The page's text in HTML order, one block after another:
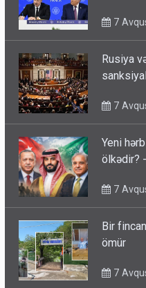
7
Rusiya
7
Yeni
ölkədir?
7
Bir
ömür
7